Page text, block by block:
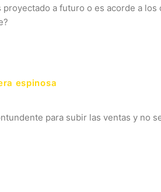
proyectado a futuro o es acorde a
espinosa
para subir las ventas y no